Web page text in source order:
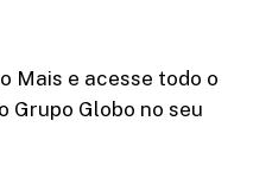
Mais e acesse todo o
Grupo Globo no seu